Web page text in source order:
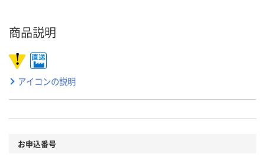
商品説明
アイコンの説明
お申込番号